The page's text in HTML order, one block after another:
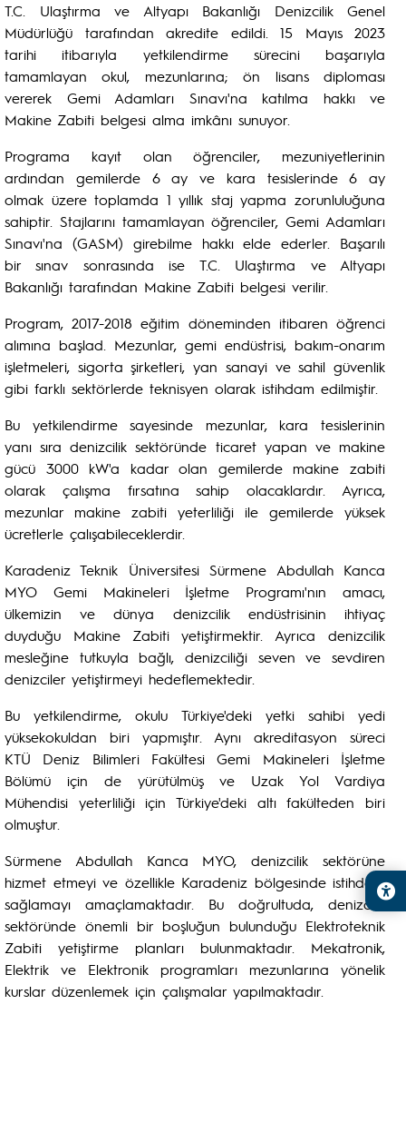
T.C. Ulaştırma ve Altyapı Bakanlığı Denizcilik Genel
Müdürlüğü tarafından akredite edildi. 15 Mayıs 2023
tarihi itibarıyla yetkilendirme sürecini başarıyla
tamamlayan okul, mezunlarına; ön lisans diploması
vererek Gemi Adamları Sınavı'na katılma hakkı ve
Makine Zabiti belgesi alma imkânı sunuyor.
Programa kayıt olan öğrenciler, mezuniyetlerinin
ardından gemilerde 6 ay ve kara tesislerinde 6 ay
olmak üzere toplamda 1 yıllık staj yapma zorunluluğuna
sahiptir. Stajlarını tamamlayan öğrenciler, Gemi Adamları
Sınavı'na (GASM) girebilme hakkı elde ederler. Başarılı
bir sınav sonrasında ise T.C. Ulaştırma ve Altyapı
Bakanlığı tarafından Makine Zabiti belgesi verilir.
Program, 2017-2018 eğitim döneminden itibaren öğrenci
alımına başlad. Mezunlar, gemi endüstrisi, bakım-onarım
işletmeleri, sigorta şirketleri, yan sanayi ve sahil güvenlik
gibi farklı sektörlerde teknisyen olarak istihdam edilmiştir.
Bu yetkilendirme sayesinde mezunlar, kara tesislerinin
yanı sıra denizcilik sektöründe ticaret yapan ve makine
gücü 3000 kW'a kadar olan gemilerde makine zabiti
olarak çalışma fırsatına sahip olacaklardır. Ayrıca,
mezunlar makine zabiti yeterliliği ile gemilerde yüksek
ücretlerle çalışabileceklerdir.
Karadeniz Teknik Üniversitesi Sürmene Abdullah Kanca
MYO Gemi Makineleri İşletme Programı'nın amacı,
ülkemizin ve dünya denizcilik endüstrisinin ihtiyaç
duyduğu Makine Zabiti yetiştirmektir. Ayrıca denizcilik
mesleğine tutkuyla bağlı, denizciliği seven ve sevdiren
denizciler yetiştirmeyi hedeflemektedir.
Bu yetkilendirme, okulu Türkiye'deki yetki sahibi yedi
yüksekokuldan biri yapmıştır. Aynı akreditasyon süreci
KTÜ Deniz Bilimleri Fakültesi Gemi Makineleri İşletme
Bölümü için de yürütülmüş ve Uzak Yol Vardiya
Mühendisi yeterliliği için Türkiye'deki altı fakülteden biri
olmuştur.
Sürmene Abdullah Kanca MYO, denizcilik sektörüne
hizmet etmeyi ve özellikle Karadeniz bölgesinde istihdam
sağlamayı amaçlamaktadır. Bu doğrultuda, denizcilik
sektöründe önemli bir boşluğun bulunduğu Elektroteknik
Zabiti yetiştirme planları bulunmaktadır. Mekatronik,
Elektrik ve Elektronik programları mezunlarına yönelik
kurslar düzenlemek için çalışmalar yapılmaktadır.